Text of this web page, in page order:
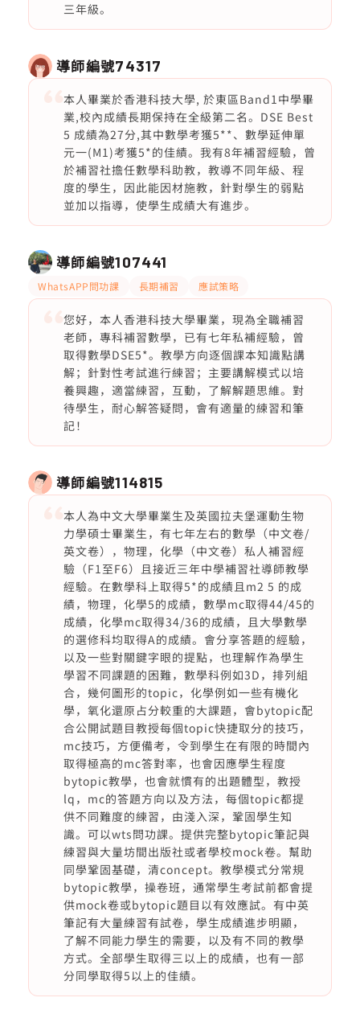
三年級。
導師編號74317
本人畢業於香港科技大學, 於東區Band1中學畢
業,校內成績長期保持在全級第二名。DSE Best
5 成績為27分,其中數學考獲5**、數學延伸單
元一(M1)考獲5*的佳績。我有8年補習經驗，曾
於補習社擔任數學科助教，教導不同年級、程
度的學生，因此能因材施教，針對學生的弱點
並加以指導，使學生成績大有進步。
導師編號107441
WhatsAPP問功課 長期補習 應試策略
您好，本人香港科技大學畢業，現為全職補習
老師，專科補習數學，已有七年私補經驗，曾
取得數學DSE5*。教學方向逐個課本知識點講
解；針對性考試進行練習；主要講解模式以培
養興趣，適當練習，互動，了解解題思維。對
待學生，耐心解答疑問，會有適量的練習和筆
記！
導師編號114815
本人為中文大學畢業生及英國拉夫堡運動生物
力學碩士畢業生，有七年左右的數學（中文卷/
英文卷），物理，化學（中文卷）私人補習經
驗（F1至F6）且接近三年中學補習社導師教學
經驗。在數學科上取得5*的成績且m2 5 的成
績，物理，化學5的成績，數學mc取得44/45的
成績，化學mc取得34/36的成績，且大學數學
的選修科均取得A的成績。會分享答題的經驗，
以及一些對關鍵字眼的提點，也理解作為學生
學習不同課題的困難，數學科例如3D，排列組
合，幾何圖形的topic，化學例如一些有機化
學，氧化還原占分較重的大課題，會bytopic配
合公開試題目教授每個topic快捷取分的技巧，
mc技巧，方便備考，令到學生在有限的時間內
取得極高的mc答對率，也會因應學生程度
bytopic教學，也會就慣有的出題體型，教授
lq，mc的答題方向以及方法，每個topic都提
供不同難度的練習，由淺入深，鞏固學生知
識。可以wts問功課。提供完整bytopic筆記與
練習與大量坊間出版社或者學校mock卷。幫助
同學鞏固基礎，清concept。教學模式分常規
bytopic教學，操卷班，通常學生考試前都會提
供mock卷或bytopic題目以有效應試。有中英
筆記有大量練習有試卷，學生成績進步明顯，
了解不同能力學生的需要，以及有不同的教學
方式。全部學生取得三以上的成績，也有一部
分同學取得5以上的佳績。